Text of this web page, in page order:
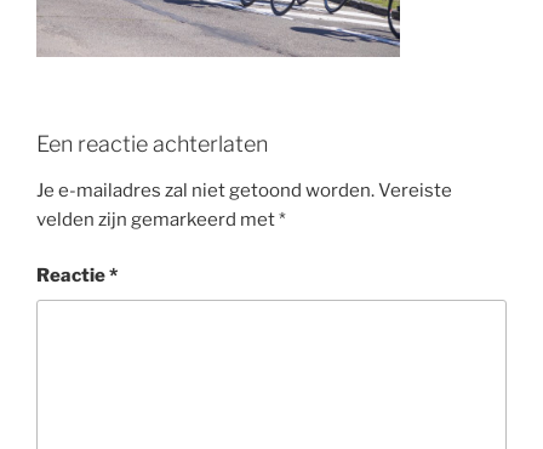
k
Een reactie achterlaten
Je e-mailadres zal niet getoond worden.Vereiste
velden zijn gemarkeerd met*
Reactie*